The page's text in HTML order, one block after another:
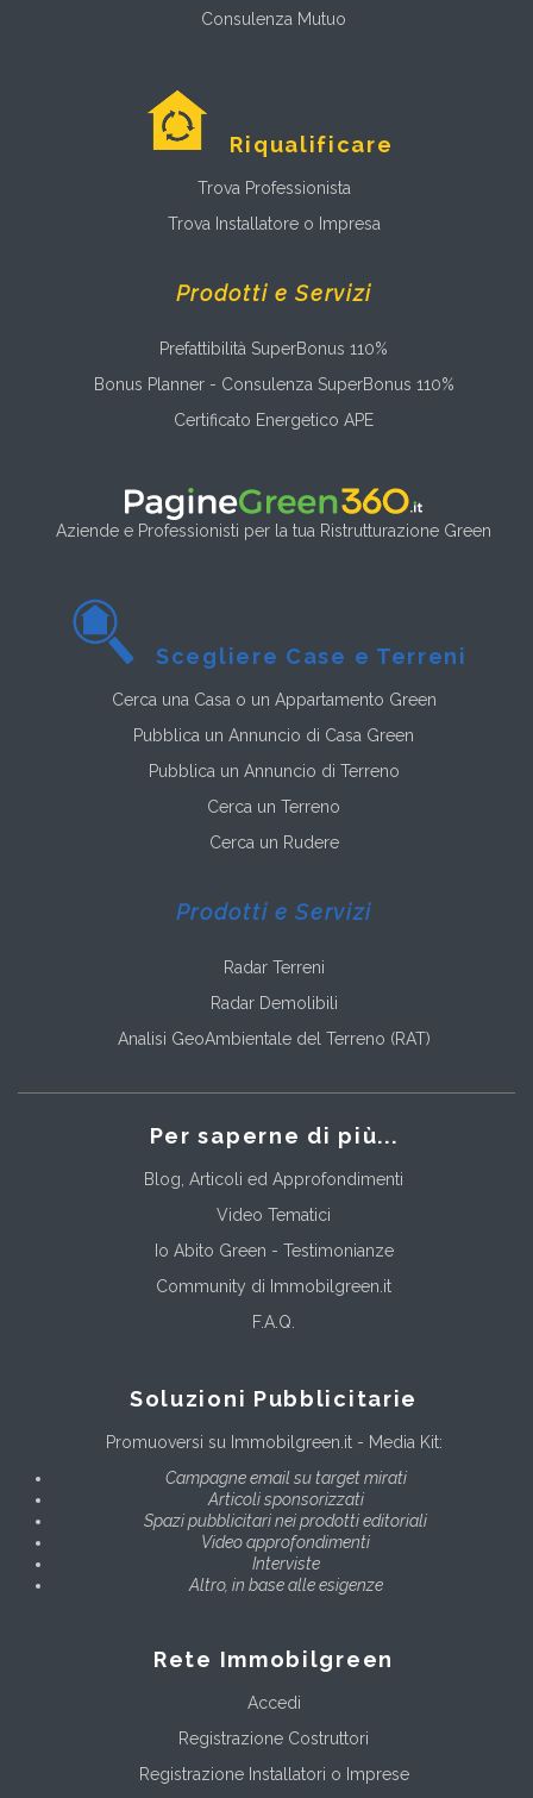
Consulenza Mutuo
Riqualificare
Trova Professionista
Trova Installatore o Impresa
Prodotti e Servizi
Prefattibilità SuperBonus 110%
Bonus Planner - Consulenza SuperBonus 110%
Certificato Energetico APE
Aziende e Professionisti per la tua Ristrutturazione Green
Scegliere Case e Terreni
Cerca una Casa o un Appartamento Green
Pubblica un Annuncio di Casa Green
Pubblica un Annuncio di Terreno
Cerca un Terreno
Cerca un Rudere
Prodotti e Servizi
Radar Terreni
Radar Demolibili
Analisi GeoAmbientale del Terreno (RAT)
Per saperne di più...
Blog, Articoli ed Approfondimenti
Video Tematici
Io Abito Green - Testimonianze
Community di Immobilgreen.it
F.A.Q.
Soluzioni Pubblicitarie
Promuoversi su Immobilgreen.it - Media Kit:
Campagne email su target mirati
Articoli sponsorizzati
Spazi pubblicitari nei prodotti editoriali
Video approfondimenti
Interviste
Altro, in base alle esigenze
Rete Immobilgreen
Accedi
Registrazione Costruttori
Registrazione Installatori o Imprese